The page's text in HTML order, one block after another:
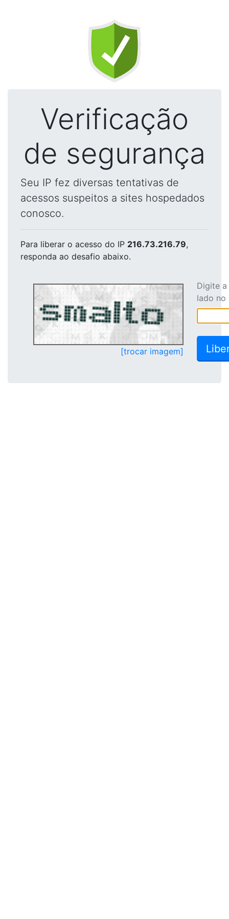
Verificação
de segurança
Seu IP fez diversas tentativas de
acessos suspeitos a sites hospedados
conosco.
Para liberar o acesso do IP 216.73.216.79,
responda ao desafio abaixo.
[trocar imagem]
Digite
lado no